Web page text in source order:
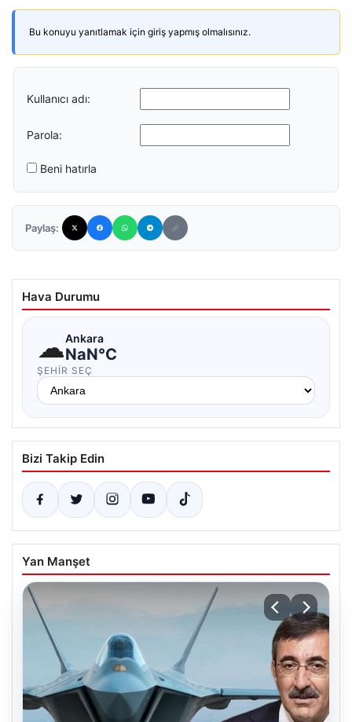
Bu konuyu yanıtlamak için giriş yapmış olmalısınız.
Kullanıcı adı:
Parola:
Beni hatırla
Paylaş:
Hava Durumu
☁Ankara
NaN°C
ŞEHIR SEÇ
Bizi Takip Edin
Yan Manşet